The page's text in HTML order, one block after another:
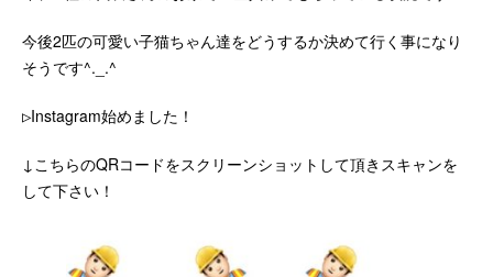
今後2匹の可愛い子猫ちゃん達をどうするか決めて行く事になり
そうです^._.^
▷Instagram始めました！
↓こちらのQRコードをスクリーンショットして頂きスキャンを
して下さい！